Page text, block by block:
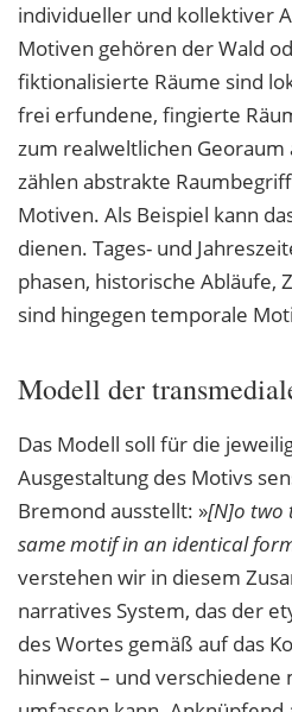
individueller und kollektiver
Motiven gehören der Wald
fiktionalisierte Räume sind
frei erfundene, fingierte
zum realweltlichen Georaum
zählen abstrakte
Motiven. Als Beispiel kann
dienen. Tages- und
phasen, historische Abläufe,
sind hingegen temporale
Modell der
Das Modell soll für die
Ausgestaltung des Motivs
Bremond ausstellt: »[N]o two
same motif in an identical
verstehen wir in diesem
narratives System, das der
des Wortes gemäß auf das
hinweist – und verschiedene